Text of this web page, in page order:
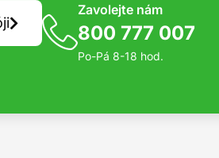
Zavolejte nám
800 777 007
Po-Pá 8-18 hod.